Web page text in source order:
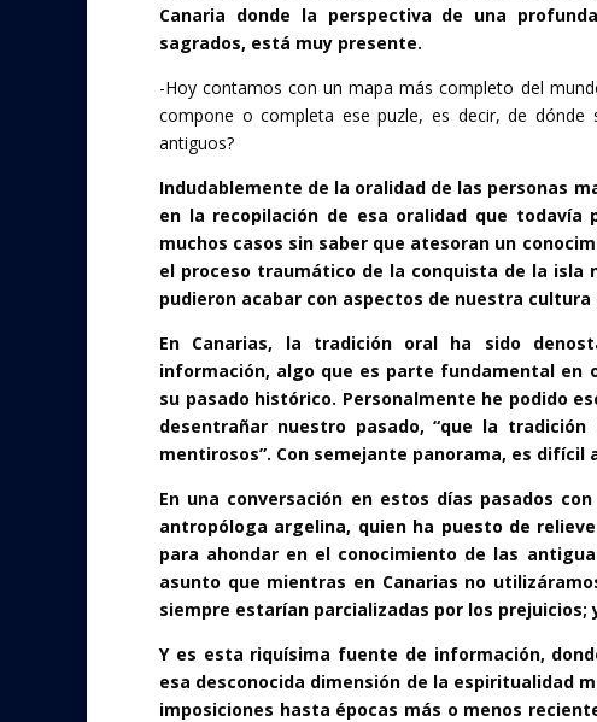
Canaria donde la perspectiva de una
sagrados, está muy presente.
-Hoy contamos con un mapa más completo del
compone o completa ese puzle, es decir, de
antiguos?
Indudablemente de la oralidad de las personas
en la recopilación de esa oralidad que
muchos casos sin saber que atesoran un
el proceso traumático de la conquista de la
pudieron acabar con aspectos de nuestra
En Canarias, la tradición oral ha sido
información, algo que es parte fundamental en
su pasado histórico. Personalmente he podido
desentrañar nuestro pasado, “que la
mentirosos”. Con semejante panorama, es
En una conversación en estos días pasados
antropóloga argelina, quien ha puesto de
para ahondar en el conocimiento de las
asunto que mientras en Canarias no
siempre estarían parcializadas por los
Y es esta riquísima fuente de información,
esa desconocida dimensión de la espiritualidad
imposiciones hasta épocas más o menos